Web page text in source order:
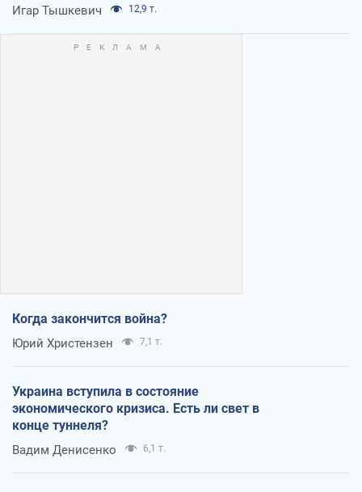
Игар Тышкевич 12,9 т.
Когда закончится война?
Юрий Христензен 7,1 т.
Украина вступила в состояние
экономического кризиса. Есть ли свет в
конце туннеля?
Вадим Денисенко 6,1 т.